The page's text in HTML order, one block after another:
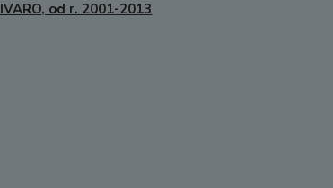
od r. 2001-2013